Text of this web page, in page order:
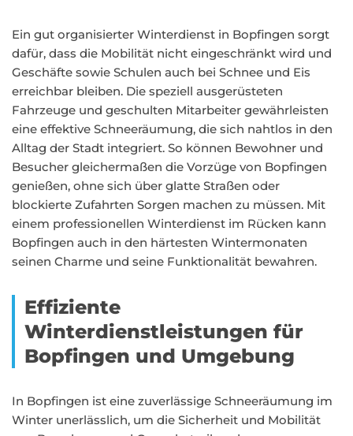
Ein gut organisierter Winterdienst in Bopfingen sorgt
dafür, dass die Mobilität nicht eingeschränkt wird und
Geschäfte sowie Schulen auch bei Schnee und Eis
erreichbar bleiben. Die speziell ausgerüsteten
Fahrzeuge und geschulten Mitarbeiter gewährleisten
eine effektive Schneeräumung, die sich nahtlos in den
Alltag der Stadt integriert. So können Bewohner und
Besucher gleichermaßen die Vorzüge von Bopfingen
genießen, ohne sich über glatte Straßen oder
blockierte Zufahrten Sorgen machen zu müssen. Mit
einem professionellen Winterdienst im Rücken kann
Bopfingen auch in den härtesten Wintermonaten
seinen Charme und seine Funktionalität bewahren.
Effiziente
Winterdienstleistungen für
Bopfingen und Umgebung
In Bopfingen ist eine zuverlässige Schneeräumung im
Winter unerlässlich, um die Sicherheit und Mobilität